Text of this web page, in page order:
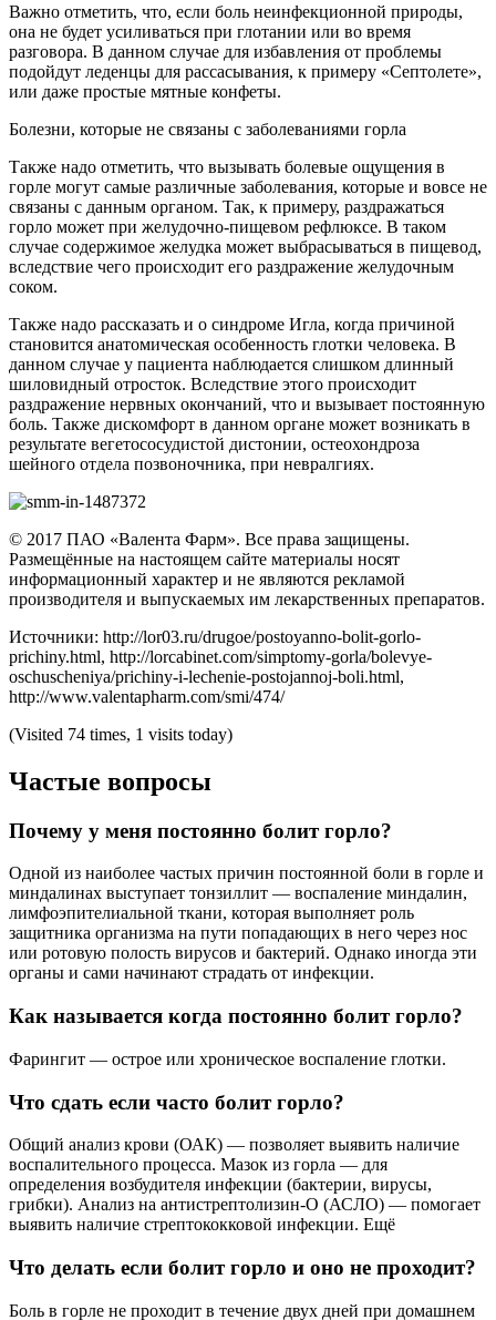
Важно отметить, что, если боль неинфекционной природы,
она не будет усиливаться при глотании или во время
разговора. В данном случае для избавления от проблемы
подойдут леденцы для рассасывания, к примеру «Септолете»,
или даже простые мятные конфеты.
Болезни, которые не связаны с заболеваниями горла
Также надо отметить, что вызывать болевые ощущения в
горле могут самые различные заболевания, которые и вовсе не
связаны с данным органом. Так, к примеру, раздражаться
горло может при желудочно-пищевом рефлюксе. В таком
случае содержимое желудка может выбрасываться в пищевод,
вследствие чего происходит его раздражение желудочным
соком.
Также надо рассказать и о синдроме Игла, когда причиной
становится анатомическая особенность глотки человека. В
данном случае у пациента наблюдается слишком длинный
шиловидный отросток. Вследствие этого происходит
раздражение нервных окончаний, что и вызывает постоянную
боль. Также дискомфорт в данном органе может возникать в
результате вегетососудистой дистонии, остеохондроза
шейного отдела позвоночника, при невралгиях.
© 2017 ПАО «Валента Фарм». Все права защищены.
Размещённые на настоящем сайте материалы носят
информационный характер и не являются рекламой
производителя и выпускаемых им лекарственных препаратов.
Источники: http://lor03.ru/drugoe/postoyanno-bolit-gorlo-
prichiny.html, http://lorcabinet.com/simptomy-gorla/bolevye-
oschuscheniya/prichiny-i-lechenie-postojannoj-boli.html,
http://www.valentapharm.com/smi/474/
(Visited 74 times, 1 visits today)
Частые вопросы
Почему у меня постоянно болит горло?
Одной из наиболее частых причин постоянной боли в горле и
миндалинах выступает тонзиллит — воспаление миндалин,
лимфоэпителиальной ткани, которая выполняет роль
защитника организма на пути попадающих в него через нос
или ротовую полость вирусов и бактерий. Однако иногда эти
органы и сами начинают страдать от инфекции.
Как называется когда постоянно болит горло?
Фарингит — острое или хроническое воспаление глотки.
Что сдать если часто болит горло?
Общий анализ крови (ОАК) — позволяет выявить наличие
воспалительного процесса. Мазок из горла — для
определения возбудителя инфекции (бактерии, вирусы,
грибки). Анализ на антистрептолизин-О (АСЛО) — помогает
выявить наличие стрептококковой инфекции. Ещё
Что делать если болит горло и оно не проходит?
Боль в горле не проходит в течение двух дней при домашнем